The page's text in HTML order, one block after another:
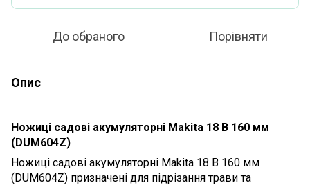
До обраного Порівняти
Опис
Ножиці садові акумуляторні Makita 18 В 160 мм
(DUM604Z)
Ножиці садові акумуляторні Makita 18 В 160 мм
(DUM604Z) призначені для підрізання трави та